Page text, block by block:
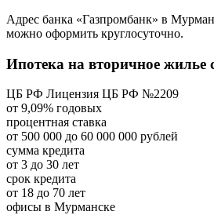
Адрес банка «Газпромбанк» в
можно оформить круглосуточно.
Ипотека на вторичное жилье
ЦБ РФ Лицензия ЦБ РФ №2209
от 9,09% годовых
процентная ставка
от 500 000 до 60 000 000 рублей
сумма кредита
от 3 до 30 лет
срок кредита
от 18 до 70 лет
офисы в Мурманске